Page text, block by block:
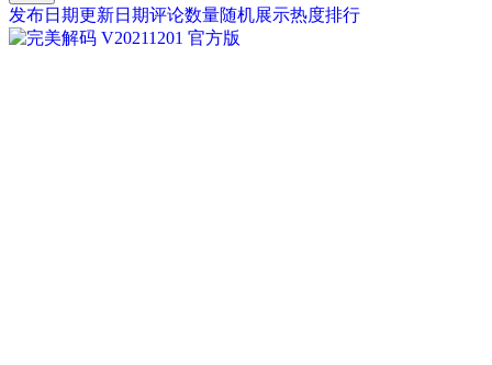
发布日期更新日期评论数量随机展示热度排行